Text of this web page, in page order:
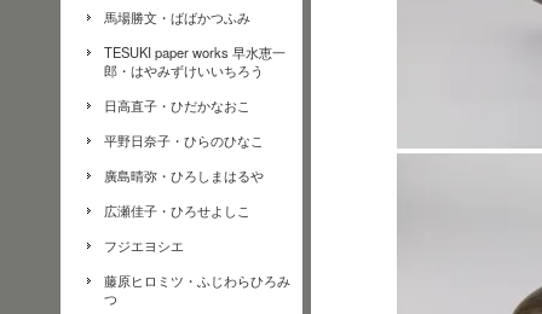
馬場勝文・ばばかつふみ
TESUKI paper works 早水恵一
郎・はやみずけいいちろう
日高直子・ひだかなおこ
平野日奈子・ひらのひなこ
廣島晴弥・ひろしまはるや
広瀬佳子・ひろせよしこ
フジエヨシエ
藤原ヒロミツ・ふじわらひろみ
つ